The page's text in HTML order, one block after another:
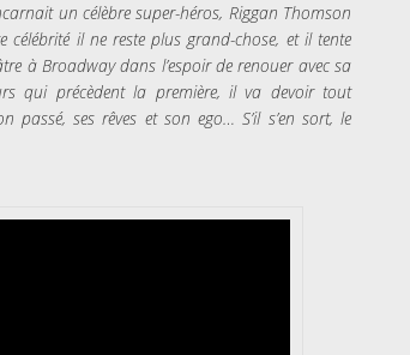
un célèbre super-héros, Riggan Thomson
il ne reste plus grand-chose, et il tente
à Broadway dans l’espoir de renouer avec sa
qui précèdent la première, il va devoir tout
passé, ses rêves et son ego…S’il s’en sort, le